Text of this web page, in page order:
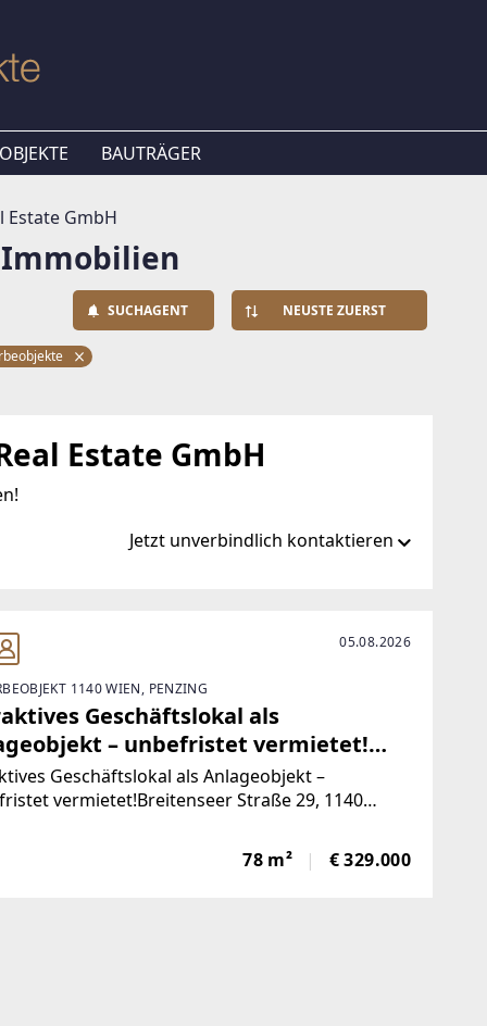
BAUTRÄGER
Estate GmbH
Immobilien
SUCHAGENT NEUSTE ZUERST
Estate GmbH
Jetzt unverbindlich kontaktieren
05.08.2026
1140 WIEN, PENZING
Geschäftslokal als
– unbefristet vermietet!
Straße 29, 1140 Wien
Geschäftslokal als Anlageobjekt –
vermietet!Breitenseer Straße 29, 1140
mit ca. 78 m² Nutzfläche in der stark
Breitenseer Straße im 14. Wiener
78 m² € 329.000